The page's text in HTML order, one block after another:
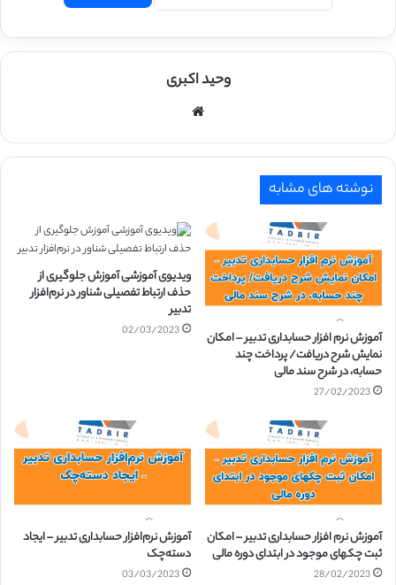
وحید اکبری
نوشته های مشابه
آموزش نرم افزار حسابداری تدبیر – امکان
نمایش شرح دریافت/ پرداخت چند
حسابه، در شرح سند مالی
27/02/2023
ویدیوی آموزشی آموزش جلوگیری از
حذف ارتباط تفصیلی شناور در نرم‌افزار
تدبیر
02/03/2023
آموزش نرم افزار حسابداری تدبیر – امکان
ثبت چکهای موجود در ابتدای دوره مالی
28/02/2023
آموزش نرم‌افزار حسابداری تدبیر – ایجاد
دسته‌چک
03/03/2023